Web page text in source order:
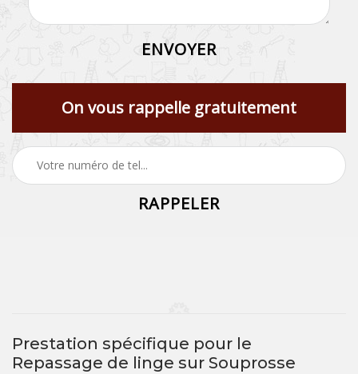
On vous rappelle gratuitement
Prestation spécifique pour le
Repassage de linge sur Souprosse